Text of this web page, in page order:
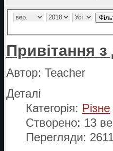
Привітання
Автор: Teacher
Деталі
Категорія: Різне
Створено: 13
Перегляди: